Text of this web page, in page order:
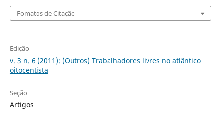
Fomatos de Citação
Edição
v. 3 n. 6 (2011): (Outros) Trabalhadores livres no atlântico
oitocentista
Seção
Artigos